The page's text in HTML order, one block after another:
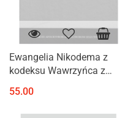
Ewangelia Nikodema z
kodeksu Wawrzyńca z
55.00